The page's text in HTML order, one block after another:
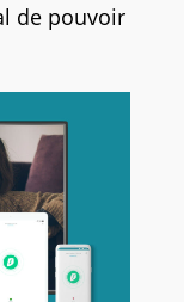
de pouvoir